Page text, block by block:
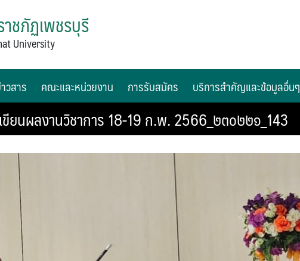
ชภัฏเพชรบุรี
University
วสาร คณะและหน่วยงาน การรับสมัคร บริการสำคัญและข้อมูลอื่นๆ
ขียนผลงานวิชาการ 18-19 ก.พ. 2566_๒๓๐๒๒๑_143